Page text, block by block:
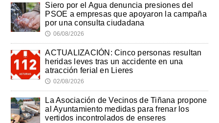
Siero por el Agua denuncia presiones del
PSOE a empresas que apoyaron la campaña
por una consulta ciudadana
🕔 06/08/2026
ACTUALIZACIÓN: Cinco personas resultan
heridas leves tras un accidente en una
atracción ferial en Lieres
🕔 02/08/2026
La Asociación de Vecinos de Tiñana propone
al Ayuntamiento medidas para frenar los
vertidos incontrolados de enseres